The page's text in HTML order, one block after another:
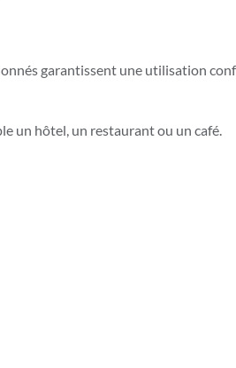
garantissent une utilisation
un hôtel, un restaurant ou un café.